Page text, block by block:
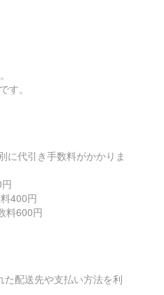
す。
に代引き手数料がかかりま
400円
料600円
配送先や支払い方法を利